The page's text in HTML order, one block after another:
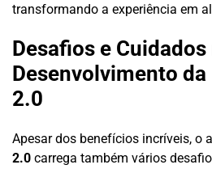
transformando a experiência em
Desafios e Cuidados
Desenvolvimento da
2.0
Apesar dos benefícios incríveis, o
2.0 carrega também vários